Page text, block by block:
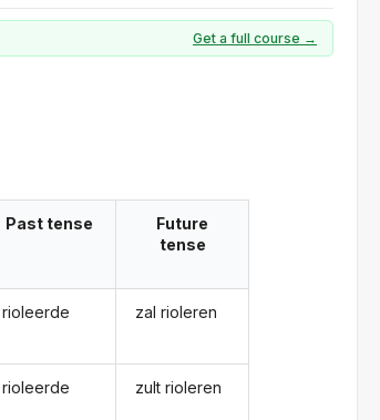
Get a full course →
Past tense
rioleerde
rioleerde
Future
tense
zal rioleren
zult rioleren